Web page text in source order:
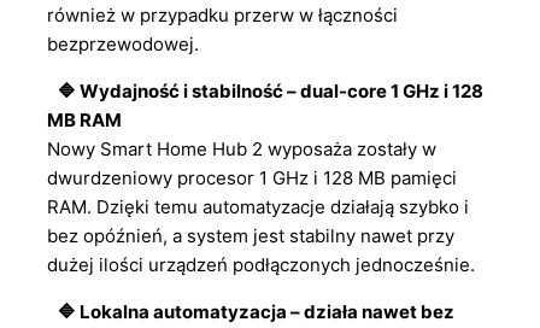
również w przypadku przerw w łączności
bezprzewodowej.
🔷 Wydajność i stabilność – dual-core 1 GHz i 128
MB RAM
Nowy Smart Home Hub 2 wyposaża zostały w
dwurdzeniowy procesor 1 GHz i 128 MB pamięci
RAM. Dzięki temu automatyzacje działają szybko i
bez opóźnień, a system jest stabilny nawet przy
dużej ilości urządzeń podłączonych jednocześnie.
🔷 Lokalna automatyzacja – działa nawet bez